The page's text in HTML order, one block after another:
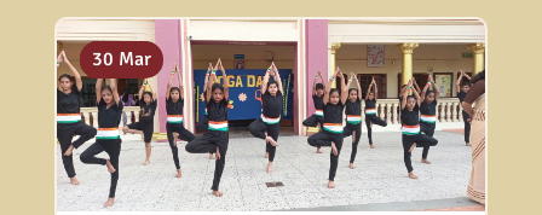
02 Jul
01 Abr
30 Mar